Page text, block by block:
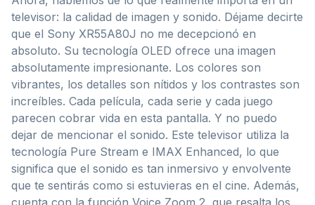
televisor: la calidad de imagen y sonido. Déjame decirte
que el Sony XR55A80J no me decepcionó en
absoluto. Su tecnología OLED ofrece una imagen
absolutamente impresionante. Los colores son
vibrantes, los detalles son nítidos y los contrastes son
increíbles. Cada película, cada serie y cada juego
parecen cobrar vida en esta pantalla. Y no puedo
dejar de mencionar el sonido. Este televisor utiliza la
tecnología Pure Stream e IMAX Enhanced, lo que
significa que el sonido es tan inmersivo y envolvente
que te sentirás como si estuvieras en el cine. Además,
cuenta con la función Voice Zoom 2, que resalta los